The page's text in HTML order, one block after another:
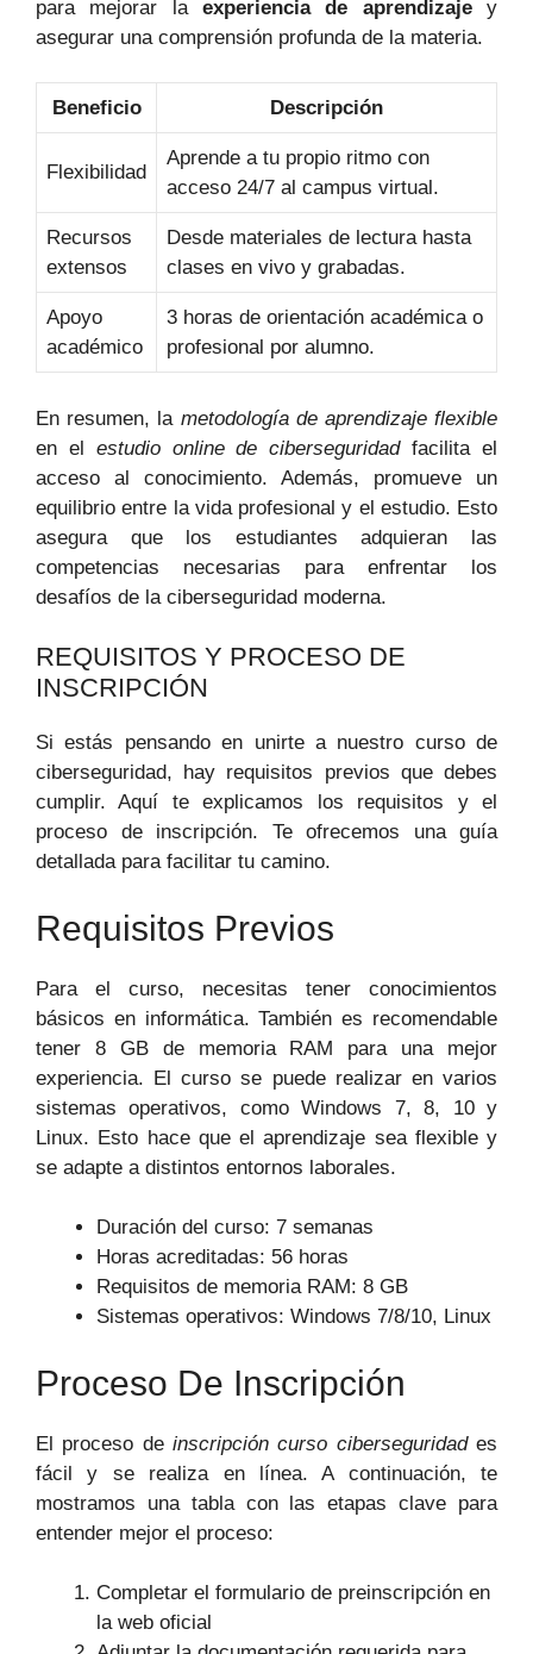
para mejorar la experiencia de aprendizajey
asegurar una comprensión profunda de la materia.
Beneficio Descripción
Flexibilidad
Aprende a tu propio ritmo con
acceso 24/7 al campus virtual.
Recursos
extensos
Desde materiales de lectura hasta
clases en vivo y grabadas.
Apoyo
académico
3 horas de orientación académica o
profesional por alumno.
En resumen, la metodología de aprendizaje flexible
en el estudio online de ciberseguridadfacilita el
acceso al conocimiento. Además, promueve un
equilibrio entre la vida profesional y el estudio. Esto
asegura que los estudiantes adquieran las
competencias necesarias para enfrentar los
desafíos de la ciberseguridad moderna.
REQUISITOS Y PROCESO DE
INSCRIPCIÓN
Si estás pensando en unirte a nuestro curso de
ciberseguridad, hay requisitos previos que debes
cumplir. Aquí te explicamos los requisitos y el
proceso de inscripción. Te ofrecemos una guía
detallada para facilitar tu camino.
Requisitos Previos
Para el curso, necesitas tener conocimientos
básicos en informática. También es recomendable
tener 8 GB de memoria RAM para una mejor
experiencia. El curso se puede realizar en varios
sistemas operativos, como Windows 7, 8, 10 y
Linux. Esto hace que el aprendizaje sea flexible y
se adapte a distintos entornos laborales.
Duración del curso: 7 semanas
Horas acreditadas: 56 horas
Requisitos de memoria RAM: 8 GB
Sistemas operativos: Windows 7/8/10, Linux
Proceso De Inscripción
El proceso de inscripción curso ciberseguridades
fácil y se realiza en línea. A continuación, te
mostramos una tabla con las etapas clave para
entender mejor el proceso:
Completar el formulario de preinscripción en
la web oficial